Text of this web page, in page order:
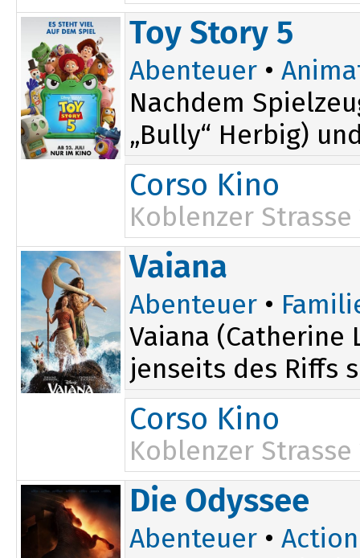
15:30
Toy Story 5
Abenteuer •
Nachdem
„Bully“ Herbig)
Corso Kino
Koblenzer Strasse
14:30
Vaiana
Abenteuer •
Vaiana
jenseits des Riffs
Corso Kino
Koblenzer Strasse
16:45
Die Odyssee
Abenteuer • Action